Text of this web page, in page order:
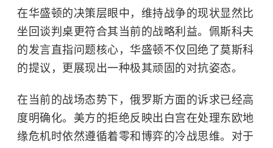
在华盛顿的决策层眼中，维持战争的现状显然比
坐回谈判桌更符合其当前的战略利益。佩斯科夫
的发言直指问题核心，华盛顿不仅回绝了莫斯科
的提议，更展现出一种极其顽固的对抗姿态。
在当前的战场态势下，俄罗斯方面的诉求已经高
度明确化。美方的拒绝反映出白宫在处理东欧地
缘危机时依然遵循着零和博弈的冷战思维。对于